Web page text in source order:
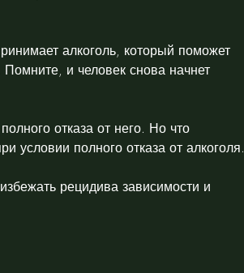
алкоголь, который поможет
и человек снова начнет
отказа от него. Но что
условии полного отказа от алкоголя.
рецидива зависимости и